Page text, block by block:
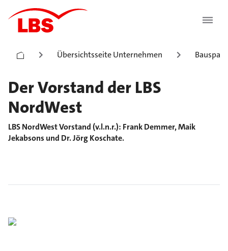
Übersichtsseite Unternehmen
Der Vorstand der LBS
NordWest
LBS NordWest Vorstand (v.l.n.r.): Frank Demmer, Maik
Jekabsons und Dr. Jörg Koschate.